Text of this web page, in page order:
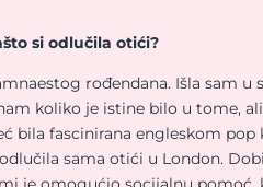
si odlučila otići?
rođendana. Išla sam u
koliko je istine bilo u tome,
bila fascinirana engleskom
sama otići u London.